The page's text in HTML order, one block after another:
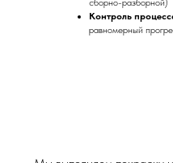
сборно-разборной)
Контроль
равномерный